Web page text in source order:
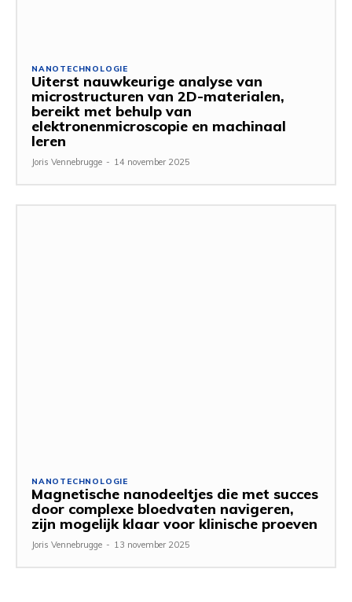
NANOTECHNOLOGIE
Uiterst nauwkeurige analyse van
microstructuren van 2D-materialen,
bereikt met behulp van
elektronenmicroscopie en machinaal
leren
Joris Vennebrugge - 14 november 2025
NANOTECHNOLOGIE
Magnetische nanodeeltjes die met succes
door complexe bloedvaten navigeren,
zijn mogelijk klaar voor klinische proeven
Joris Vennebrugge - 13 november 2025